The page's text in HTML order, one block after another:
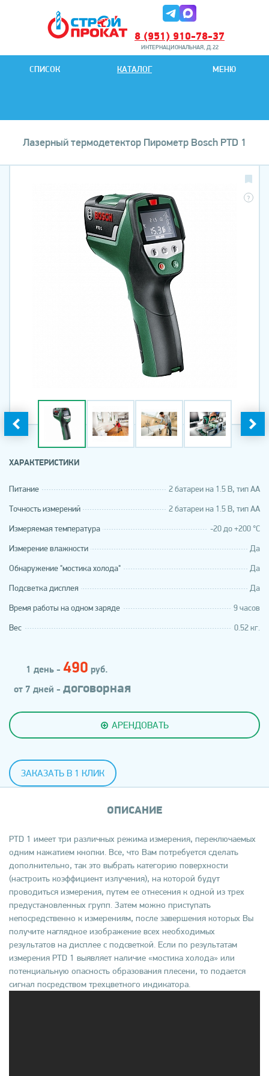
СПИСОК КАТАЛОГ МЕНЮ
8 (951) 910-78-37
ИНТЕРНАЦИОНАЛЬНАЯ, Д.22
ИНТЕРНАЦИОНАЛЬНАЯ, Д.22
Лазерный термодетектор Пирометр Bosch PTD 1
?
ХАРАКТЕРИСТИКИ
Питание 2 батареи на 1.5 В, тип AA
Точность измерений 2 батареи на 1.5 В, тип AA
Измеряемая температура -20 до +200 °С
Измерение влажности Да
Обнаружение "мостика холода" Да
Подсветка дисплея Да
Время работы на одном заряде 9 часов
Вес 0.52 кг.
1 день - 490 руб.
от 7 дней - договорная
АРЕНДОВАТЬ
ЗАКАЗАТЬ В 1 КЛИК
ОПИСАНИЕ
PTD 1 имеет три различных режима измерения, переключаемых
одним нажатием кнопки. Все, что Вам потребуется сделать
дополнительно, так это выбрать категорию поверхности
(настроить коэффициент излучения), на которой будут
проводиться измерения, путем ее отнесения к одной из трех
предустановленных групп. Затем можно приступать
непосредственно к измерениям, после завершения которых Вы
получите наглядное изображение всех необходимых
результатов на дисплее с подсветкой. Если по результатам
измерения PTD 1 выявляет наличие «мостика холода» или
потенциальную опасность образования плесени, то подается
сигнал посредством трехцветного индикатора.